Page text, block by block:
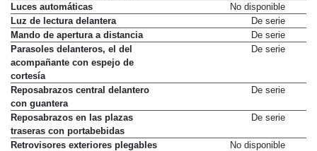
Luces automáticas
No disponible
Luz de lectura delantera
De serie
Mando de apertura a distancia
De serie
Parasoles delanteros, el del
acompañante con espejo de
cortesía
De serie
Reposabrazos central delantero
con guantera
De serie
Reposabrazos en las plazas
traseras con portabebidas
De serie
Retrovisores exteriores plegables
No disponible